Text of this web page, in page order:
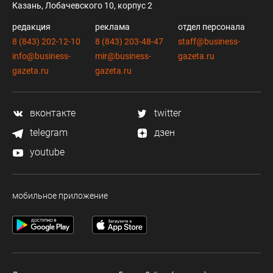
Казань, Лобачевского 10, корпус 2
редакция
8 (843) 202-12-10
info@business-
gazeta.ru
реклама
8 (843) 203-48-47
mir@business-
gazeta.ru
отдел персонала
staff@business-
gazeta.ru
вконтакте
twitter
telegram
дзен
youtube
мобильное приложение